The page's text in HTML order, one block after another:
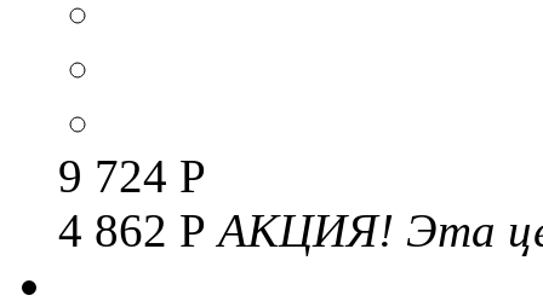
9 724 Р
4 862 РАКЦИЯ! Эта